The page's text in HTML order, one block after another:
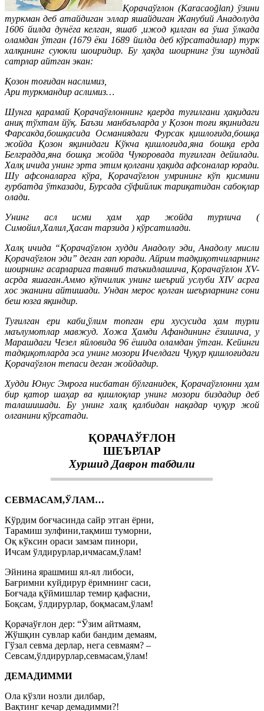
Қорачаўғлон (Karacaoğlan) ўзини
туркман деб атайдиган эллар яшайдиган Жанубий Анадолуда
1606 йилда дунёга келган, яшаб ,ижод қилган ва ўша ўлкада
оламдан ўтган (1679 ёки 1689 йилда деб кўрсатадилар) турк
халқининг суюкли шоиридир. Бу ҳақда шоирнинг ўзи шундай
сатрлар айтган экан:
Қозон тоғидан наслимиз,
Ари туркмандир аслимиз…
Шунга қарамай Қорачаўғлоннинг қаерда туғилгани ҳақидаги
аниқ тўхтам йўқ. Баъзи манбаъларда у Қозон тоғи яқинидаги
Фарсакда,бошқасида Османиядаги Фурсак қишлоғида,бошқа
жойда Қозон яқинидаги Кўкча қишлоғида,яна бошқа ерда
Белградда,яна бошқа жойда Чукоровада туғилган дейилади.
Халқ ичида унинг эрта этим қолгани ҳақида афсоналар юради.
Шу афсоналарга кўра, Қорачаўғлон умрининг кўп қисмини
ғурбатда ўтказади, Бурсада сўфийлик тариқатидан сабоқлар
олади.
Унинг асл исми ҳам ҳар жойда турлича (
Симойил,Халил,Ҳасан тарзида ) кўрсатилади.
Халқ ичида “Қорачаўғлон худди Анадолу эди, Анадолу мисли
Қорачаўғлон эди” деган гап юради. Айрим тадқиқотчиларнинг
шоирнинг асарларига таяниб таъкидлашича, Қорачаўғлон ХV-
асрда яшaган.Аммо кўпчилик унинг шеърий услуби ХIV асрга
хос эканини айтишади. Ундан мерос қолган шеърларнинг сони
беш юзга яқиндир.
Туғилган ери каби,ўлим топган ери хусусида ҳам турли
маълумотлар мавжуд. Хожа Ҳамди Афандининг ёзишичa, у
Марашдаги Чезел яйловида 96 ёшида оламдан ўтган. Кейинги
тадқиқотларда эса унинг мозори Ичелдаги Чуқур қишлоғидаги
Қорачаўғлон тепаси деган жойдадир.
Худди Юнус Эмрога нисбатан бўлганидек, Қорачаўғлонни ҳам
бир қатор шаҳар ва қишлоқлар унинг мозори биздадир деб
талашишади. Бу унинг халқ қалбидан нақадар чуқур жой
олганини кўрсатади.
ҚОРАЧАЎҒЛОН
ШЕЪРЛАР
Хуршид Даврон табдили
СЕВМАСАМ,ЎЛАМ…
Кўрдим боғчасинда сайр этган ёрни,
Тарамиш зулфини,тақмиш туморни,
Оқ кўксин ораси замзам пинори,
Ичсам ўлдирурлар,ичмасам,ўлам!
Эйнина ярашмиш ял-ял либоси,
Бағримни куйдирур ёримнинг саси,
Боғчада қўймишлар темир қафасни,
Боқсам, ўлдирурлар, боқмасам,ўлам!
Қорачаўғлон дер: “Ўзим айтмаям,
Жўшқин сувлар каби бандим демаям,
Гўзал севма дерлар, нега севмаям? –
Севсам,ўлдирурлар,севмасам,ўлам!
ДЕМАДИММИ
Ола кўзли нозли дилбар,
Вақтинг кечар демадимми?!